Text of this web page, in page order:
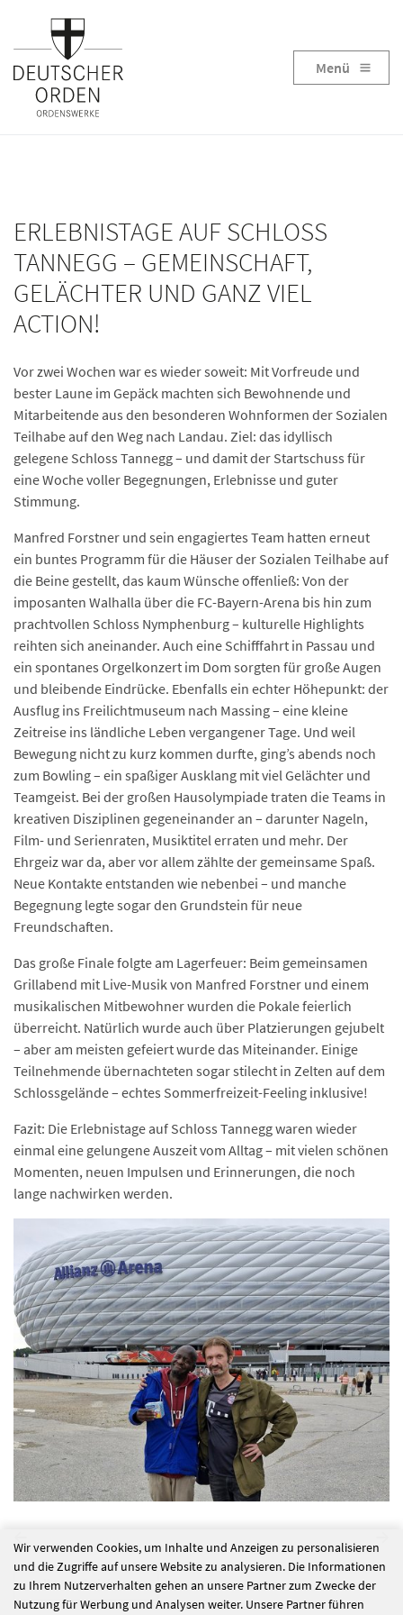
Menü
ERLEBNISTAGE AUF SCHLOSS
TANNEGG – GEMEINSCHAFT,
GELÄCHTER UND GANZ VIEL
ACTION!
Vor zwei Wochen war es wieder soweit: Mit Vorfreude und
bester Laune im Gepäck machten sich Bewohnende und
Mitarbeitende aus den besonderen Wohnformen der Sozialen
Teilhabe auf den Weg nach Landau. Ziel: das idyllisch
gelegene Schloss Tannegg – und damit der Startschuss für
eine Woche voller Begegnungen, Erlebnisse und guter
Stimmung.
Manfred Forstner und sein engagiertes Team hatten erneut
ein buntes Programm für die Häuser der Sozialen Teilhabe auf
die Beine gestellt, das kaum Wünsche offenließ: Von der
imposanten Walhalla über die FC-Bayern-Arena bis hin zum
prachtvollen Schloss Nymphenburg – kulturelle Highlights
reihten sich aneinander. Auch eine Schifffahrt in Passau und
ein spontanes Orgelkonzert im Dom sorgten für große Augen
und bleibende Eindrücke. Ebenfalls ein echter Höhepunkt: der
Ausflug ins Freilichtmuseum nach Massing – eine kleine
Zeitreise ins ländliche Leben vergangener Tage. Und weil
Bewegung nicht zu kurz kommen durfte, ging’s abends noch
zum Bowling – ein spaßiger Ausklang mit viel Gelächter und
Teamgeist. Bei der großen Hausolympiade traten die Teams in
kreativen Disziplinen gegeneinander an – darunter Nageln,
Film- und Serienraten, Musiktitel erraten und mehr. Der
Ehrgeiz war da, aber vor allem zählte der gemeinsame Spaß.
Neue Kontakte entstanden wie nebenbei – und manche
Begegnung legte sogar den Grundstein für neue
Freundschaften.
Das große Finale folgte am Lagerfeuer: Beim gemeinsamen
Grillabend mit Live-Musik von Manfred Forstner und einem
musikalischen Mitbewohner wurden die Pokale feierlich
überreicht. Natürlich wurde auch über Platzierungen gejubelt
– aber am meisten gefeiert wurde das Miteinander. Einige
Teilnehmende übernachteten sogar stilecht in Zelten auf dem
Schlossgelände – echtes Sommerfreizeit-Feeling inklusive!
Fazit: Die Erlebnistage auf Schloss Tannegg waren wieder
einmal eine gelungene Auszeit vom Alltag – mit vielen schönen
Momenten, neuen Impulsen und Erinnerungen, die noch
lange nachwirken werden.
alle Nachrichten
Wir verwenden Cookies, um Inhalte und Anzeigen zu personalisieren
und die Zugriffe auf unsere Website zu analysieren. Die Informationen
zu Ihrem Nutzerverhalten gehen an unsere Partner zum Zwecke der
Nutzung für Werbung und Analysen weiter. Unsere Partner führen